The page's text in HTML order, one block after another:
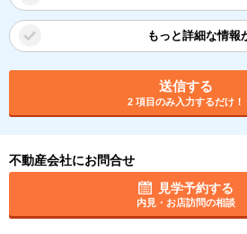
もっと詳細な情報
送信する
2 項目のみ入力するだけ！
不動産会社にお問合せ
見学予約する
内見・お店訪問の相談